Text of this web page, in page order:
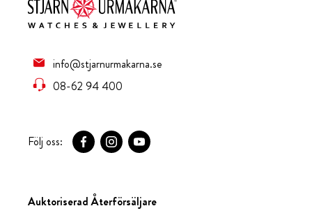
info@stjarnurmakarna.se
08-62 94 400
Följ oss:
Auktoriserad Återförsäljare